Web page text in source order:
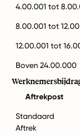
4.00.001 tot
8.00.001 tot
12.00.001 tot
Boven 24.00.000
Aftrekpost
Standaard
Aftrek